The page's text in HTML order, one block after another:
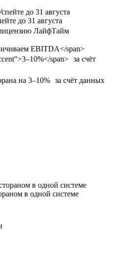
до 31 августа
ЛайфТайм
на 3–10% за счёт данных
в одной системе